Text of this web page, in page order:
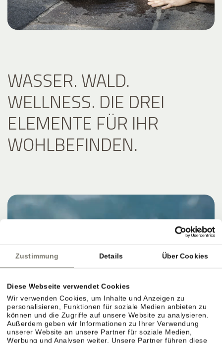
Zustimmung Details Über Cookies
Diese Webseite verwendet Cookies
Wir verwenden Cookies, um Inhalte und Anzeigen zu
personalisieren, Funktionen für soziale Medien anbieten zu
können und die Zugriffe auf unsere Website zu analysieren.
Außerdem geben wir Informationen zu Ihrer Verwendung
unserer Website an unsere Partner für soziale Medien,
Werbung und Analysen weiter. Unsere Partner führen diese
WASSER. WALD.
WELLNESS. DIE DREI
ELEMENTE FÜR IHR
WOHLBEFINDEN.